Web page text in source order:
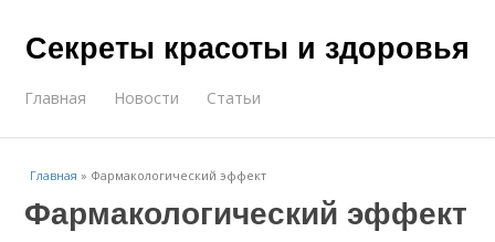
Секреты красоты и здоровья
Главная Новости Статьи
Главная » Фармакологический эффект
Фармакологический эффект